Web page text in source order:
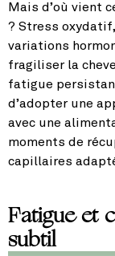
Mais d’où vient
? Stress
variations
fragiliser la
fatigue
d’adopter une
avec une
moments de
capillaires
Fatigue et
subtil